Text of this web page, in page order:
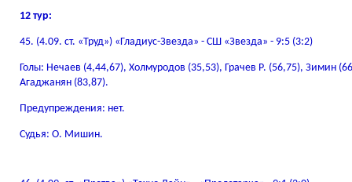
12 тур:
45. (4.09. ст. «Труд») «Гладиус-Звезда» - СШ «Звезда» - 9:5 (3:2)
Голы: Нечаев (4,44,67), Холмуродов (35,53), Грачев Р. (56,75), Зимин
Агаджанян (83,87).
Предупреждения: нет.
Судья: О. Мишин.